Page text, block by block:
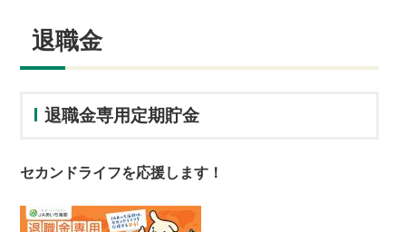
退職金
退職金専用定期貯金
セカンドライフを応援します！